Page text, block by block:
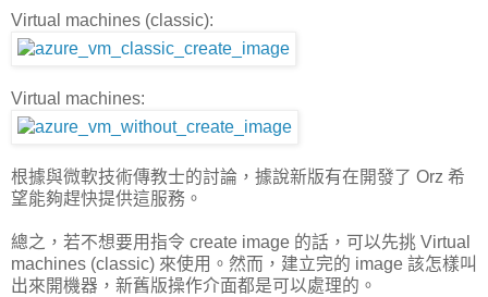
Virtual machines (classic):
Virtual machines:
根據與微軟技術傳教士的討論，據說新版有在開發了 Orz 希
望能夠趕快提供這服務。
總之，若不想要用指令 create image 的話，可以先挑 Virtual
machines (classic) 來使用。然而，建立完的 image 該怎樣叫
出來開機器，新舊版操作介面都是可以處理的。